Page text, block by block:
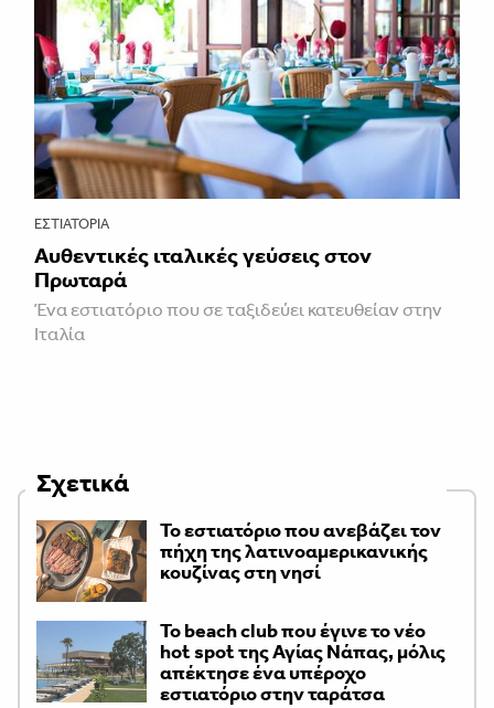
ΕΣΤΙΑΤΌΡΙΑ
Αυθεντικές ιταλικές γεύσεις στον
Πρωταρά
Ένα εστιατόριο που σε ταξιδεύει κατευθείαν στην
Ιταλία
Σχετικά
Το εστιατόριο που ανεβάζει τον
πήχη της λατινοαμερικανικής
κουζίνας στη νησί
Το beach club που έγινε το νέο
hot spot της Αγίας Νάπας, μόλις
απέκτησε ένα υπέροχο
εστιατόριο στην ταράτσα